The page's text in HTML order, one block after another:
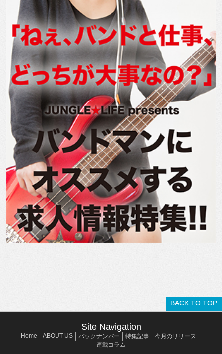
BACK TO TOP
Site Navigation
Home ABOUT US バックナンバー 特集記事
今月のリリース
連載コラム